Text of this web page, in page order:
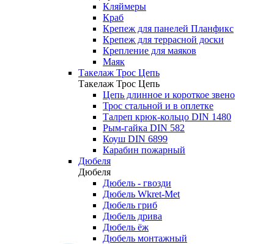
Кляймеры
Краб
Крепеж для панелей Планфикс
Крепеж для террасной доски
Крепление для маяков
Маяк
Такелаж Трос Цепь
Такелаж Трос Цепь
Цепь длинное и короткое звено
Трос стальной и в оплетке
Талреп крюк-кольцо DIN 1480
Рым-гайка DIN 582
Коуш DIN 6899
Карабин пожарный
Дюбеля
Дюбеля
Дюбель - гвозди
Дюбель Wkret-Met
Дюбель гриб
Дюбель дрива
Дюбель ёж
Дюбель монтажный